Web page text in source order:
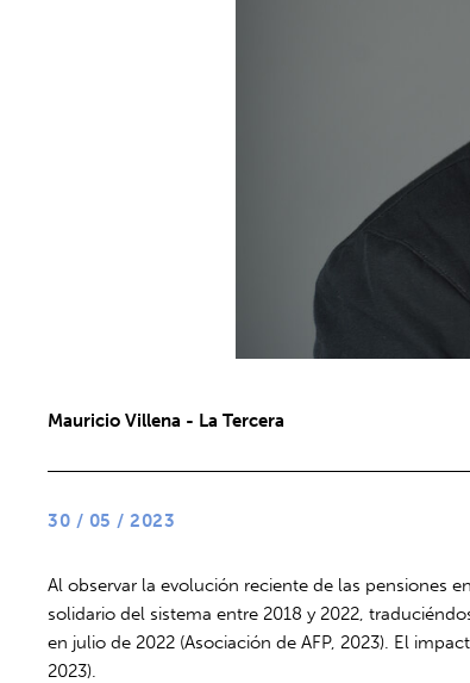
Mauricio Villena - La Tercera
30 / 05 / 2023
Al observar la evolución reciente de las pensiones
solidario del sistema entre 2018 y 2022,
en julio de 2022 (Asociación de AFP, 2023). El
2023).